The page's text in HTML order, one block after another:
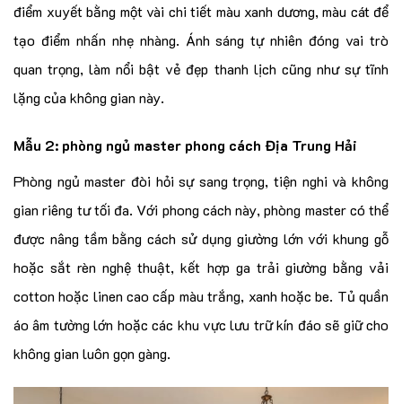
điểm xuyết bằng một vài chi tiết màu xanh dương, màu cát để
tạo điểm nhấn nhẹ nhàng. Ánh sáng tự nhiên đóng vai trò
quan trọng, làm nổi bật vẻ đẹp thanh lịch cũng như sự tĩnh
lặng của không gian này.
Mẫu 2: phòng ngủ master phong cách Địa Trung Hải
Phòng ngủ master đòi hỏi sự sang trọng, tiện nghi và không
gian riêng tư tối đa. Với phong cách này, phòng master có thể
được nâng tầm bằng cách sử dụng giường lớn với khung gỗ
hoặc sắt rèn nghệ thuật, kết hợp ga trải giường bằng vải
cotton hoặc linen cao cấp màu trắng, xanh hoặc be. Tủ quần
áo âm tường lớn hoặc các khu vực lưu trữ kín đáo sẽ giữ cho
không gian luôn gọn gàng.